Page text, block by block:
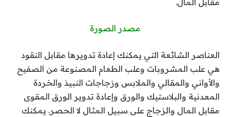
مصدر الصورة
العناصر الشائعة التي يمكنك إعادة تدويرها مقابل النقود
هي علب المشروبات وعلب الطعام المصنوعة من الصفيح
والأواني والمقالي والملابس وزجاجات النبيذ والخردة
المعدنية والبلاستيك والورق وإعادة تدوير الورق المقوى
مقابل المال والزجاج على سبيل المثال لا الحصر. يمكنك